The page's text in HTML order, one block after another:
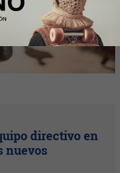
directivo en
nuevos